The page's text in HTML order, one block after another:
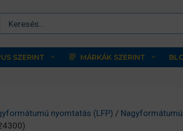
SZERINT MÁRKÁK SZERINT
nyomtatás (LFP) /